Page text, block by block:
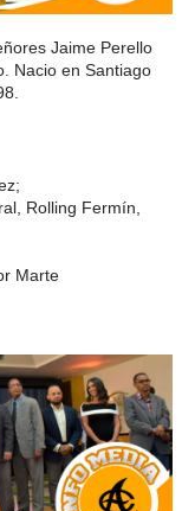
Jaime Perello
Nacio en Santiago
Rolling Fermín,
Marte